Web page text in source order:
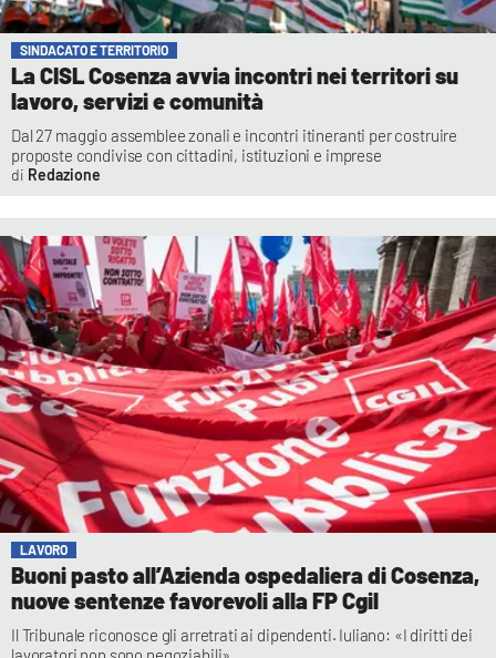
SINDACATO E TERRITORIO
La CISL Cosenza avvia incontri nei territori su
lavoro, servizi e comunità
Dal 27 maggio assemblee zonali e incontri itineranti per costruire
proposte condivise con cittadini, istituzioni e imprese
Redazione
LAVORO
Buoni pasto all’Azienda ospedaliera di Cosenza,
nuove sentenze favorevoli alla FP Cgil
Il Tribunale riconosce gli arretrati ai dipendenti. Iuliano: «I diritti dei